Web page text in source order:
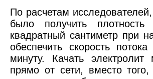
По расчетам
было получить
квадратный сантиметр при
обеспечить скорость
минуту. Качать
прямо от сети, вместо